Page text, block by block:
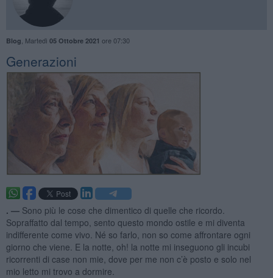
Blog Martedì 05 Ottobre 2021 ore 07:30
Generazioni
. — Sono più le cose che dimentico di quelle che ricordo.
Sopraffatto dal tempo, sento questo mondo ostile e mi diventa
indifferente come vivo. Né so farlo, non so come affrontare ogni
giorno che viene. E la notte, oh! la notte mi inseguono gli incubi
ricorrenti di case non mie, dove per me non c’è posto e solo nel
mio letto mi trovo a dormire.